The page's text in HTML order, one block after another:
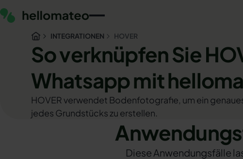
INTEGRATIONEN HOVER
So verknüpfen Sie
Whatsapp mit
HOVER verwendet Bodenfotografie, um ein
jedes Grundstücks zu erstellen.
Diese Anwendungsfälle